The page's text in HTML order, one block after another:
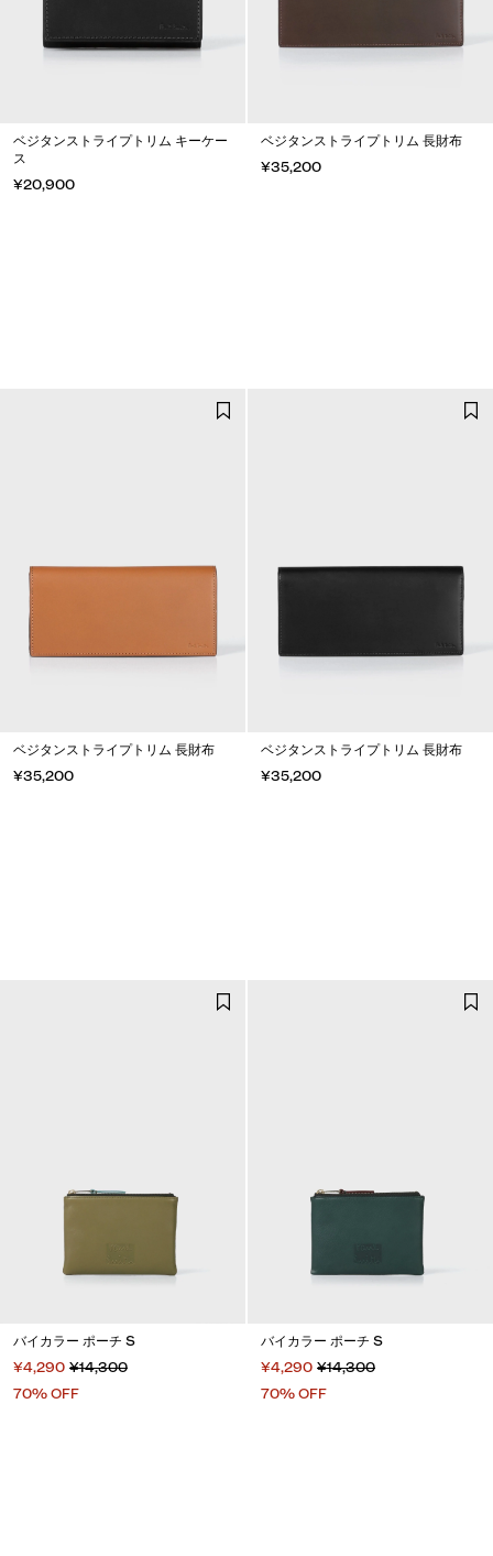
ベジタンストライプトリム キーケー
ス
¥20,900
ベジタンストライプトリム 長財布
¥35,200
ベジタンストライプトリム 長財布
¥35,200
ベジタンストライプトリム 長財布
¥35,200
バイカラー ポーチ S
¥4,290 ¥14,300
70% OFF
バイカラー ポーチ S
¥4,290 ¥14,300
70% OFF